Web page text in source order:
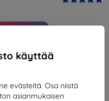
käyttää
evästeitä. Osa niistä
asianmukaisen
alennusta
kaikista sen